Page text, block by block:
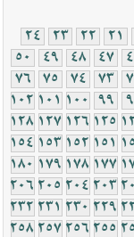
21
22
23
24
47
48
49
50
73
74
75
76
99
100
101
102
125
126
127
128
151
152
153
154
177
178
179
180
203
204
205
206
229
230
231
232
255
256
257
258